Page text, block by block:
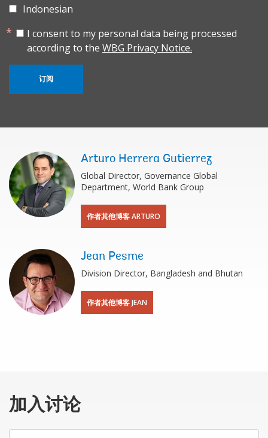
Indonesian
I consent to my personal data being processed
according to the WBG Privacy Notice.
订阅
Arturo Herrera Gutierrez
Global Director, Governance Global
Department, World Bank Group
作者其他博客 ARTURO
Jean Pesme
Division Director, Bangladesh and Bhutan
作者其他博客 JEAN
加入讨论